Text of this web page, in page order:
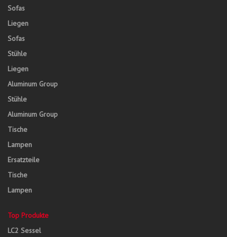
Sofas
Liegen
Sofas
Stühle
Liegen
Aluminum Group
Stühle
Aluminum Group
Tische
Lampen
Ersatzteile
Tische
Lampen
Top Produkte
LC2 Sessel